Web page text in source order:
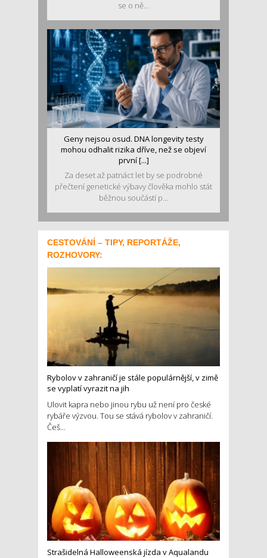
se o ně...
Geny nejsou osud. DNA longevity testy
mohou odhalit rizika dříve, než se objeví
první [...]
Za deset až patnáct let by se podrobné
přečtení genetické výbavy člověka mohlo stát
běžnou součástí p...
CESTOVÁNÍ – TIPY, REPORTÁŽE,
ROZHOVORY:
Rybolov v zahraničí je stále populárnější, v zimě
se vyplatí vyrazit na jih
Ulovit kapra nebo jinou rybu už není pro české
rybáře výzvou. Tou se stává rybolov v zahraničí.
Češ...
Strašidelná Halloweenská jízda v Aqualandu